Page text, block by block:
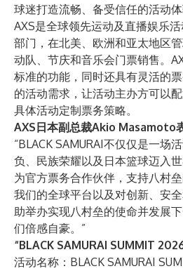
球迷打造流畅、备受信任的活动体
AXS是全球领先运动及直播娱乐
部门，在北美、欧洲和亚太地区
动队、节庆和音乐会门票销售。
标准的功能，同时还具有灵活的
的活动需求，让活动主办方可以
具体活动定制票务策略。
AXS日本副总裁Akio Masamoto
“BLACK SAMURAI不仅仅是一场
负、民族荣耀以及日本篮球迈入
为官方票务合作伙伴，支持八村
我们的全球平台以及对创新、安
助举办实现八村垒的使命并发展
们倍感自豪。”
“BLACK SAMURAI SUMMIT
活动名称：BLACK SAMURAI